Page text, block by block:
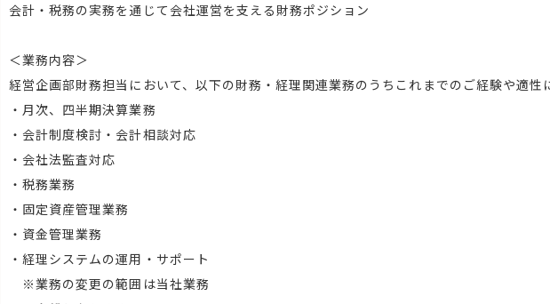
会計・税務の実務を通じて会社運営を支える財務ポジション
＜業務内容＞
経営企画部財務担当において、以下の財務・経理関連業務のうちこれまでのご経験や適
・月次、四半期決算業務
・会計制度検討・会計相談対応
・会社法監査対応
・税務業務
・固定資産管理業務
・資金管理業務
・経理システムの運用・サポート
※業務の変更の範囲は当社業務